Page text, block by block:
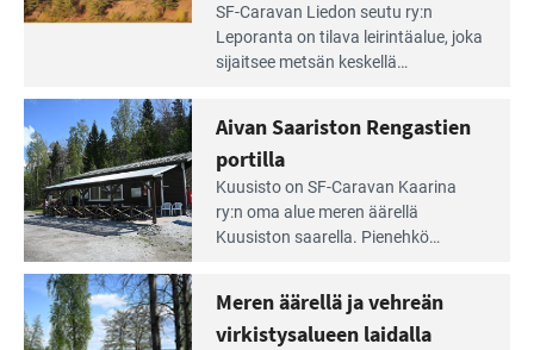
Lue
rannalla
pääsee
irti
arjesta
SF-Caravan Liedon seutu ry:n
Leporanta on tilava leirintäalue, joka
sijaitsee metsän kes­kellä
tarjoaa ympäris­töineen kauniit
maisemat ja loistavat virkistäytymis­
mahdollisuudet.
Lue
Leirintäoppaan
artikkeli:
Aivan
Saariston
Rengastien
portilla
Aivan Saariston Rengastien
portilla
Kuusisto on SF-Caravan Kaarina
ry:n oma alue meren äärellä
Kuusiston saarella. Pie­nehkö
Meren äärellä ja vehreän
virkistysalueen laidalla